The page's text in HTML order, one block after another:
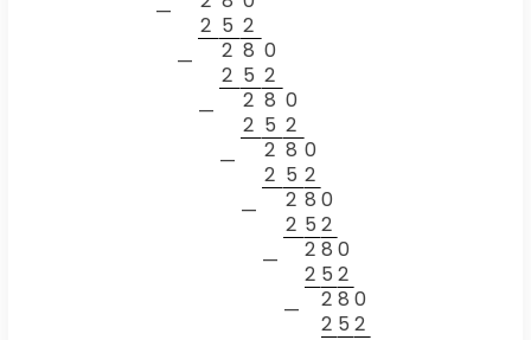
—
2 5 2
—
2 8 0
2 5 2
—
2 8 0
2 5 2
—
2 8 0
2 5 2
—
2 8 0
2 5 2
—
2 8 0
2 5 2
—
2 8 0
2 5 2